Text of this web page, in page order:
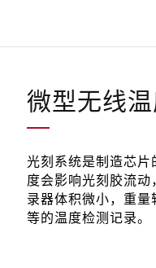
微型无线
光刻系统是制造芯片
度会影响光刻胶流
录器体积微小，重
等的温度检测记录。